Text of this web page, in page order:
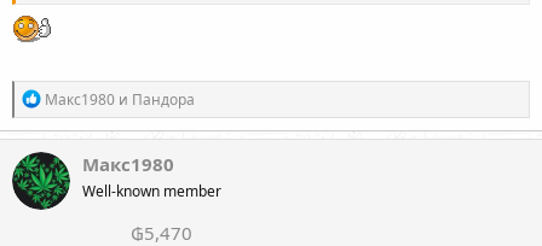
Р
е
а
к
ц
и
и
Макс1980 и Пандора
Макс1980
Well-known member
₲5,470